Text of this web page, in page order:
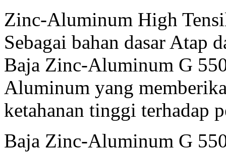
Zinc-Aluminum High
Sebagai bahan dasar
Baja Zinc-Aluminum G
Aluminum yang
ketahanan tinggi terhadap
Baja Zinc-Aluminum G